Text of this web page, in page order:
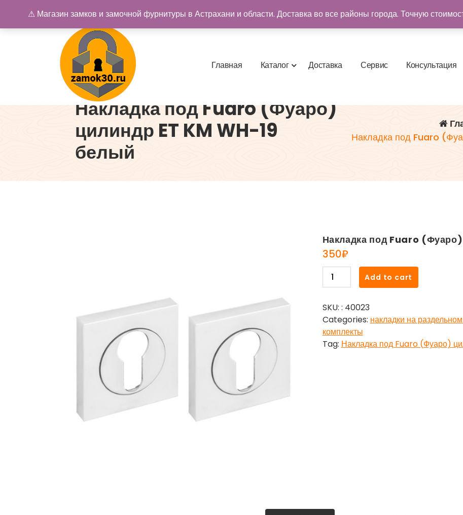
содержимому
Купить замок в Астрахани. Замки и дверная фурнитура
Главная Каталог Доставка Сервис Консультация
Накладка под Fuaro (Фуаро)
цилиндр ET KM WH-19
белый
Накладка под Fuaro
Накладка под Fuaro
350₽
Накладка
под
(Фуаро)
цилиндр
ET
KM
Add to cart
SKU: : 40023
Categories: накладки на
комплекты
Tag: Накладка под Fuaro (Фуаро)
⚠ Магазин замков и замочной фурнитуры в Астрахани и области. Доставка во все районы города. Точную